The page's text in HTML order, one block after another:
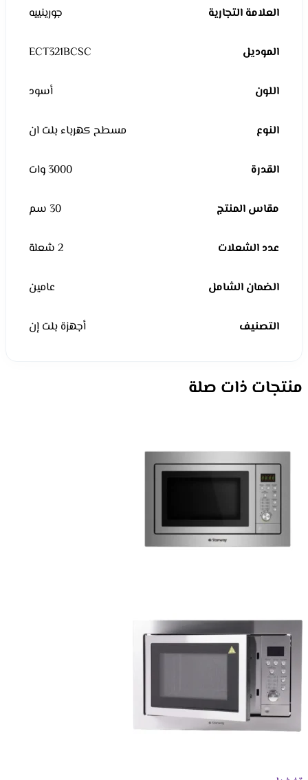
العلامة التجارية جورينييه
الموديل ECT321BCSC
اللون أسود
النوع مسطح كهرباء بلت ان
القدرة 3000 وات
مقاس المنتج 30 سم
عدد الشعلات 2 شعلة
الضمان الشامل عامين
التصنيف أجهزة بلت إن
منتجات ذات صلة